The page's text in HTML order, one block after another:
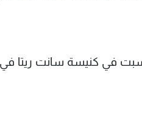
في كنيسة سانت